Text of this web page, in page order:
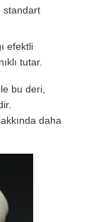
standart
efektli
tutar.
bu deri,
daha